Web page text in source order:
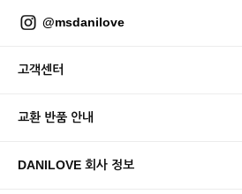
@msdanilove
고객센터
교환 반품 안내
DANILOVE 회사 정보